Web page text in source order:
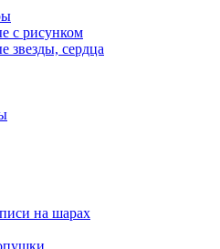
с рисунком
звезды, сердца
на шарах